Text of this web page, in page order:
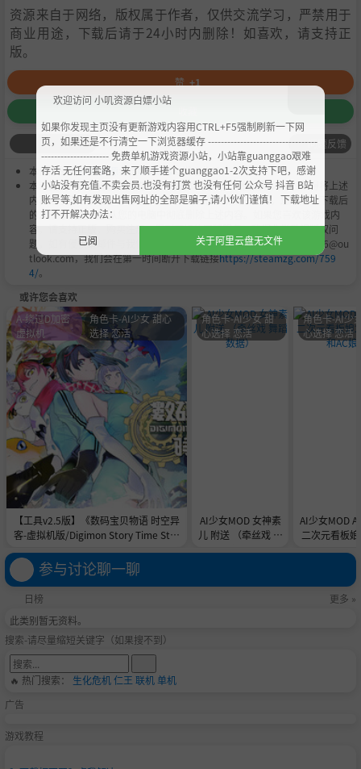
资源来自于网络，版权属于作者，仅供交流学习，严禁用于
商业用途，下载后请于24小时内删除！如喜欢，请支持正
版。
赞 +1
问题反馈
本作品是由小叽资源 会员Chobits's 搬运作品.
本站提供的资源转载自国内外各大媒体和网络，仅供试玩体验；不得将上述
内容用于商业或者非法用途，否则，一切后果请用户自负。您必须在下载后
的24个小时之内，从您的电脑中彻底删除上述内容。如果您喜欢该游戏内
容，请支持正版，购买注册，得到更好的正版服务。我们非常重视版权问
题，如有侵权请邮件与我们联系处理。敬请谅解！E-mail：acgbns666@ou
tlook.com，我们会在第一时间断开下载链接https://steamzg.com/759
4/。
或许您会喜欢
【工具v2.5版】《数码宝贝物语 时空异
客-虚拟机版/Digimon Story Time Stra
官中免安装-简中31.1GB
A-绕过D加密
虚拟机
角色卡-AI少女 甜心
选择 恋活
AI少女MOD 女神素
儿 附送 （牵丝戏 舞
角色卡-AI少女 甜
心选择 恋活
AI少女MOD A
二次元看板
角色卡-AI少
心选择 恋活
参与讨论聊一聊
日榜
更多 »
此类别暂无资料。
搜索-请尽量缩短关键字（如果搜不到）
🔥 热门搜索： 生化危机仁王 联机单机
广告
游戏教程
欢迎访问 小叽资源白嫖小站
如果你发现主页没有更新游戏内容用CTRL+F5强制刷新一下网
页，如果还是不行清空一下浏览器缓存 ----------------------------------
--------------------- 免费单机游戏资源小站，小站靠guanggao艰难
存活 无任何套路，来了顺手搓个guanggao1-2次支持下吧，感谢
小站没有充值.不卖会员.也没有打赏 也没有任何 公众号 抖音 B站
账号等,如有发现出售网址的全部是骗子,请小伙们谨慎！ 下载地址
打不开解决办法：
已阅
关于阿里云盘无文件